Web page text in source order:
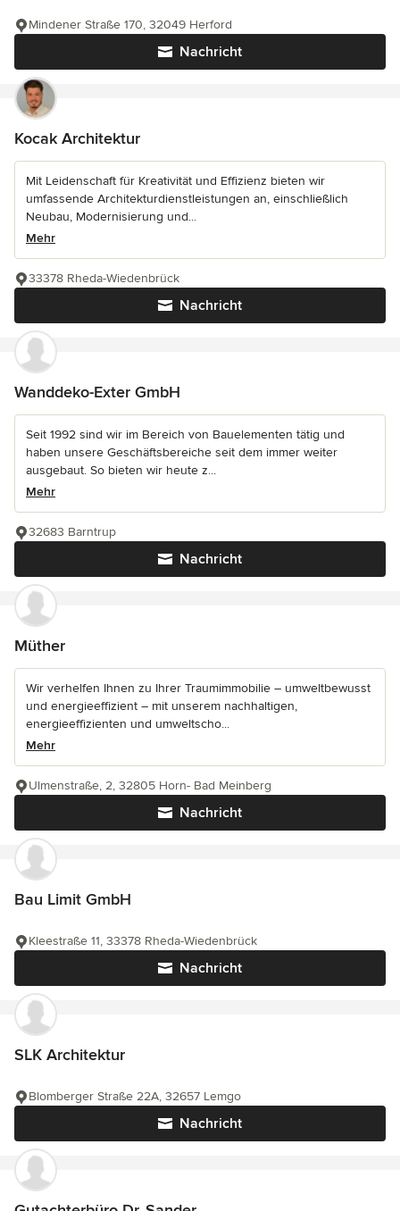
Nachricht
Mindener Straße 170, 32049 Herford
Kocak Architektur
Mit Leidenschaft für Kreativität und Effizienz bieten wir
umfassende Architekturdienstleistungen an, einschließlich
Neubau, Modernisierung und...
Mehr
Nachricht
33378 Rheda-Wiedenbrück
Wanddeko-Exter GmbH
Seit 1992 sind wir im Bereich von Bauelementen tätig und
haben unsere Geschäftsbereiche seit dem immer weiter
ausgebaut. So bieten wir heute z...
Mehr
Nachricht
32683 Barntrup
Müther
Wir verhelfen Ihnen zu Ihrer Traumimmobilie – umweltbewusst
und energieeffizient – mit unserem nachhaltigen,
energieeffizienten und umweltscho...
Mehr
Nachricht
Ulmenstraße, 2, 32805 Horn- Bad Meinberg
Bau Limit GmbH
Nachricht
Kleestraße 11, 33378 Rheda-Wiedenbrück
SLK Architektur
Nachricht
Blomberger Straße 22A, 32657 Lemgo